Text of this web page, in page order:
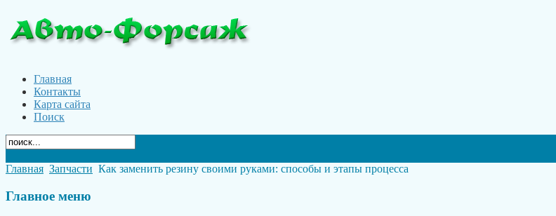
Главная
Контакты
Карта сайта
Поиск
Главная Запчасти Как заменить резину своими руками: способы и этапы процесса
Главное меню